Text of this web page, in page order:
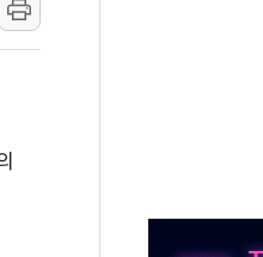
구·경북 경선 결과...김민석
결과 발표...김민석 47.37% 정청
기고객 400명 맞이…"마음 잇는 시